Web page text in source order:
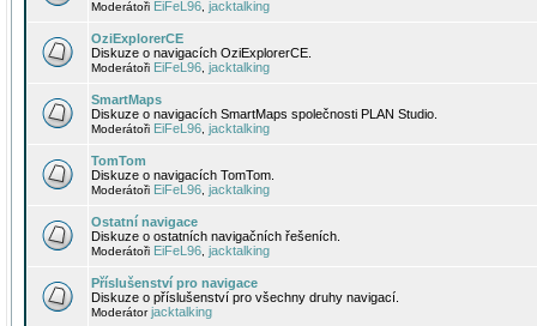
Moderátoři EiFeL96 jacktalking
OziExplorerCE
Diskuze o navigacích OziExplorerCE.
Moderátoři EiFeL96 jacktalking
SmartMaps
Diskuze o navigacích SmartMaps společnosti PLAN Studio.
Moderátoři EiFeL96 jacktalking
TomTom
Diskuze o navigacích TomTom.
Moderátoři EiFeL96 jacktalking
Ostatní navigace
Diskuze o ostatních navigačních řešeních.
Moderátoři EiFeL96 jacktalking
Příslušenství pro navigace
Diskuze o příslušenství pro všechny druhy navigací.
Moderátorjacktalking